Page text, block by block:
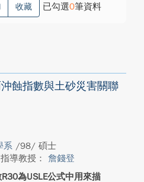
收藏 已勾選0筆資料
蝕指數與土砂災害關聯
系 /98/ 碩士
指導教授： 詹錢登
為USLE公式中用來描